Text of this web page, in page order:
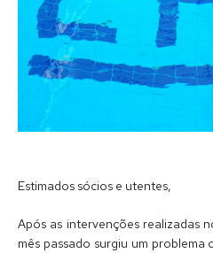
Estimados sócios e utentes,
Após as intervenções realizadas
mês passado surgiu um